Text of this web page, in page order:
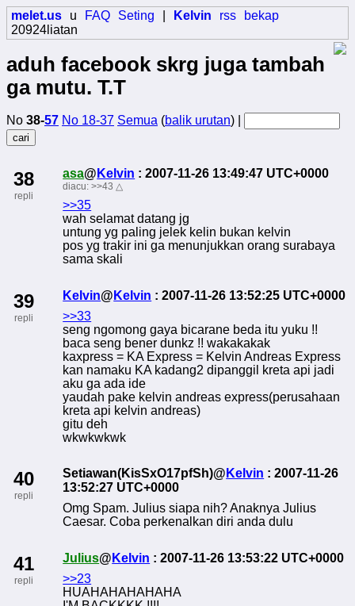
melet.us u FAQ Seting Kelvin rss
bekap
20924liatan
aduh facebook skrg juga tambah
ga mutu. T.T
No 38-57 No 18-37 Semua (balik urutan) |
38
repli
asa@ Kelvin : 2007-11-26 13:49:47 UTC+0000
diacu:>>43 △
>>35
wah selamat datang jg
untung yg paling jelek kelin bukan kelvin
pos yg trakir ini ga menunjukkan orang surabaya
sama skali
39
repli
Kelvin@ Kelvin : 2007-11-26 13:52:25 UTC+0000
>>33
seng ngomong gaya bicarane beda itu yuku !!
baca seng bener dunkz !! wakakakak
kaxpress = KA Express = Kelvin Andreas Express
kan namaku KA kadang2 dipanggil kreta api jadi
aku ga ada ide
yaudah pake kelvin andreas express(perusahaan
kreta api kelvin andreas)
gitu deh
wkwkwkwk
40
repli
Setiawan(KisSxO17pfSh)@ Kelvin : 2007-11-26
13:52:27 UTC+0000
Omg Spam. Julius siapa nih? Anaknya Julius
Caesar. Coba perkenalkan diri anda dulu
41
repli
Julius@ Kelvin : 2007-11-26 13:53:22 UTC+0000
>>23
HUAHAHAHAHAHA